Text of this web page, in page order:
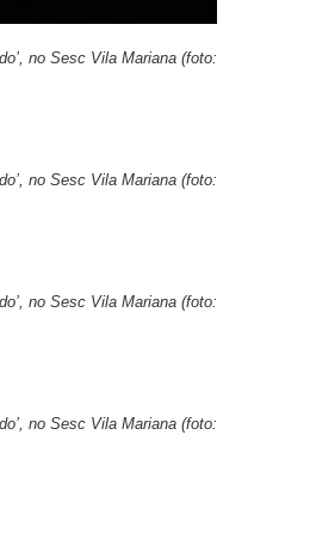
no Sesc Vila Mariana (foto:
no Sesc Vila Mariana (foto:
no Sesc Vila Mariana (foto:
no Sesc Vila Mariana (foto: